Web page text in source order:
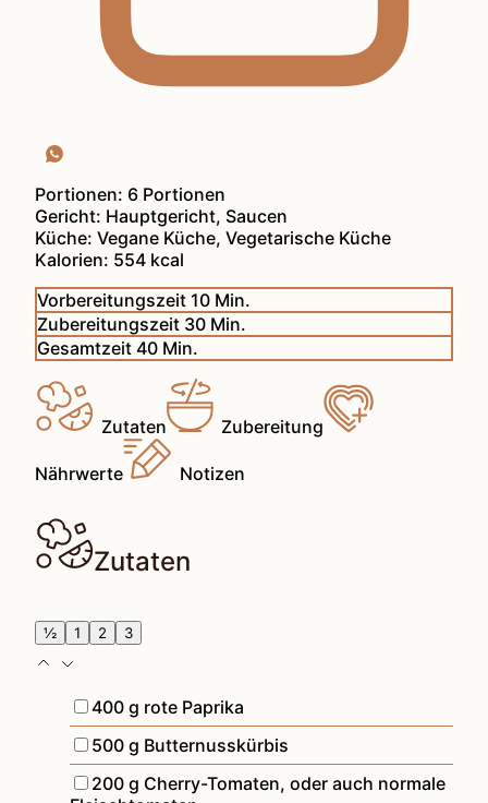
Portionen: 6 Portionen
Gericht: Hauptgericht, Saucen
Küche:Vegane Küche, Vegetarische Küche
Kalorien: 554 kcal
Vorbereitungszeit 10Minuten
Min.
Zubereitungszeit 30Minuten
Min.
Gesamtzeit40Minuten
Min.
Zutaten Zubereitung
Nährwerte Notizen
Zutaten
½ 1 2 3
▢
400 g rote Paprika
▢
500 g Butternusskürbis
▢
200 g Cherry-Tomaten,oder auch normale